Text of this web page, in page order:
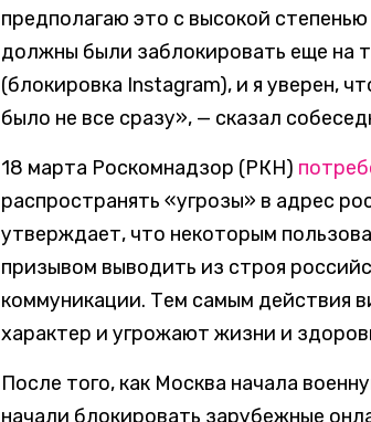
предполагаю это с высокой
должны были заблокировать еще на
(блокировка Instagram), и я уверен,
было не все сразу», — сказал
18 марта Роскомнадзор (РКН)
распространять «угрозы» в адрес
утверждает, что некоторым
призывом выводить из строя
коммуникации. Тем самым действия
характер и угрожают жизни и
После того, как Москва начала
начали блокировать зарубежные